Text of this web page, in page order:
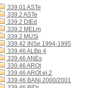
339.01 ASTe
339.2 ASTe
339.2 DIEd
339.2 MELm
339.2 MUSi
339.42 INSe 1994-1995
339.46 ALBp 4
339.46 ANEs
339.46 AROt
339.46 AROt ej.2
339.46 BANi 2000/2001